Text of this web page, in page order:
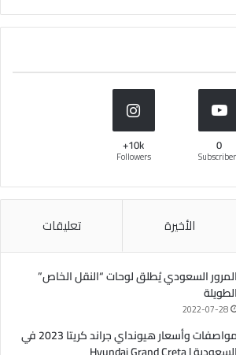
0
10k+
Followers
الأخيرة تعليقات
المرور السعودي يُطلق لوحات “النقل الخاص”
الطويلة
2022-07-28
مواصفات وأسعار هيونداي جراند كريتا 2023 في